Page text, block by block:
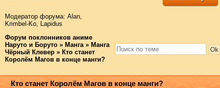
Модератор форума: Аlаn,
Krimbel-Ko, Lapidus
Форум поклонников аниме
Наруто и Боруто » Манга » Манга
Чёрный Клевер » Кто станет
Королём Магов в конце манги?
Кто станет Королём Магов в конце манги?